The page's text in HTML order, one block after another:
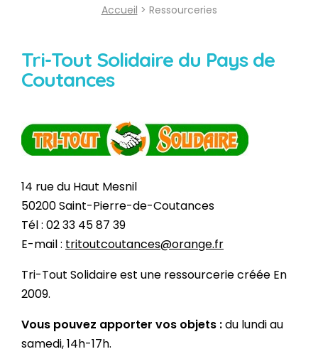
Accueil > Ressourceries
Tri-Tout Solidaire du Pays de
Coutances
14 rue du Haut Mesnil
50200 Saint-Pierre-de-Coutances
Tél : 02 33 45 87 39
E-mail : tritoutcoutances@orange.fr
Tri-Tout Solidaire est une ressourcerie créée En
2009.
Vous pouvez apporter vos objets :du lundi au
samedi, 14h-17h.